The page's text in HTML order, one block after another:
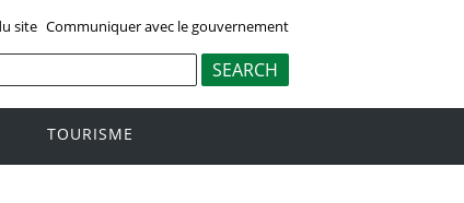
site Communiquer avec le gouvernement
TOURISME